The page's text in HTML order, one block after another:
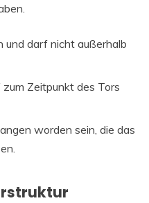
und darf nicht außerhalb
Zeitpunkt des Tors
worden sein, die das